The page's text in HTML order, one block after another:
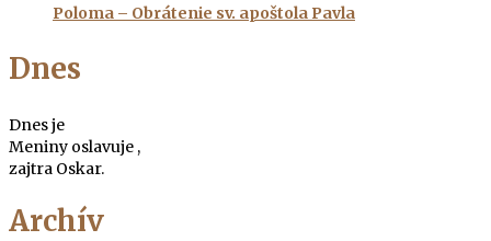
Poloma – Obrátenie sv. apoštola Pavla
Dnes
Dnes je
Meniny oslavuje ,
zajtra Oskar.
Archív